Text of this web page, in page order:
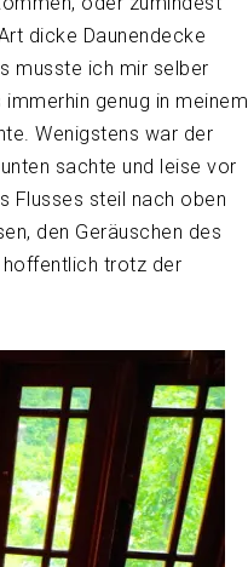
dicke Daunendecke
musste ich mir selber
genug in meinem
Wenigstens war der
sachte und leise vor
Flusses steil nach oben
den Geräuschen des
hoffentlich trotz der